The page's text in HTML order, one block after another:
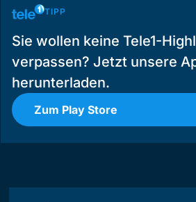
TIPP
Sie wollen keine Tele1-
verpassen? Jetzt unsere
herunterladen.
Zum Play Store